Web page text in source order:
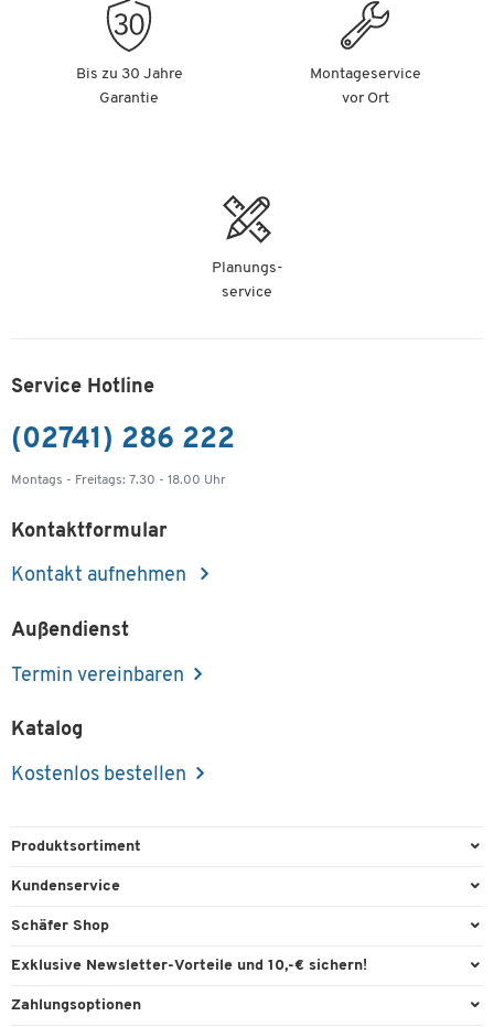
Artikelnummer: 184921
6,79 € pro St. ab 5 St.
+
Bis zu 30 Jahre
Garantie
Montageservice
vor Ort
Planungs-
service
Service Hotline
(02741) 286 222
Montags - Freitags: 7.30 - 18.00 Uhr
Kontaktformular
Kontakt aufnehmen
Außendienst
Termin vereinbaren
Katalog
Kostenlos bestellen
Produktsortiment
Büroausstattung
Reinigung & Hygiene
Kundenservice
Direktbestellung
Kontaktformulare
Schäfer Shop
Services & Leistungen
Exklusive Newsletter-Vorteile und 10,-€ sichern!
Willkommensgutschein
Zahlungsoptionen